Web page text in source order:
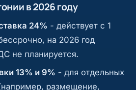
в 2026 году
24% - действует с 1
на 2026 год
не планируется.
13% и 9% - для отдельных
размещение,